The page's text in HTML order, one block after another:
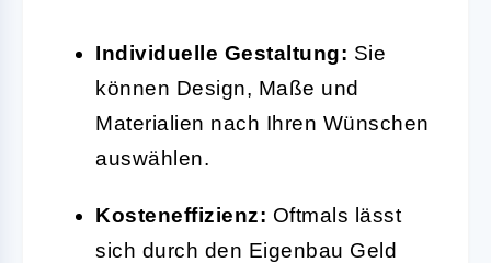
Individuelle Gestaltung: Sie
können Design, Maße und
Materialien nach Ihren Wünschen
auswählen.
Kosteneffizienz: Oftmals lässt
sich durch den Eigenbau Geld